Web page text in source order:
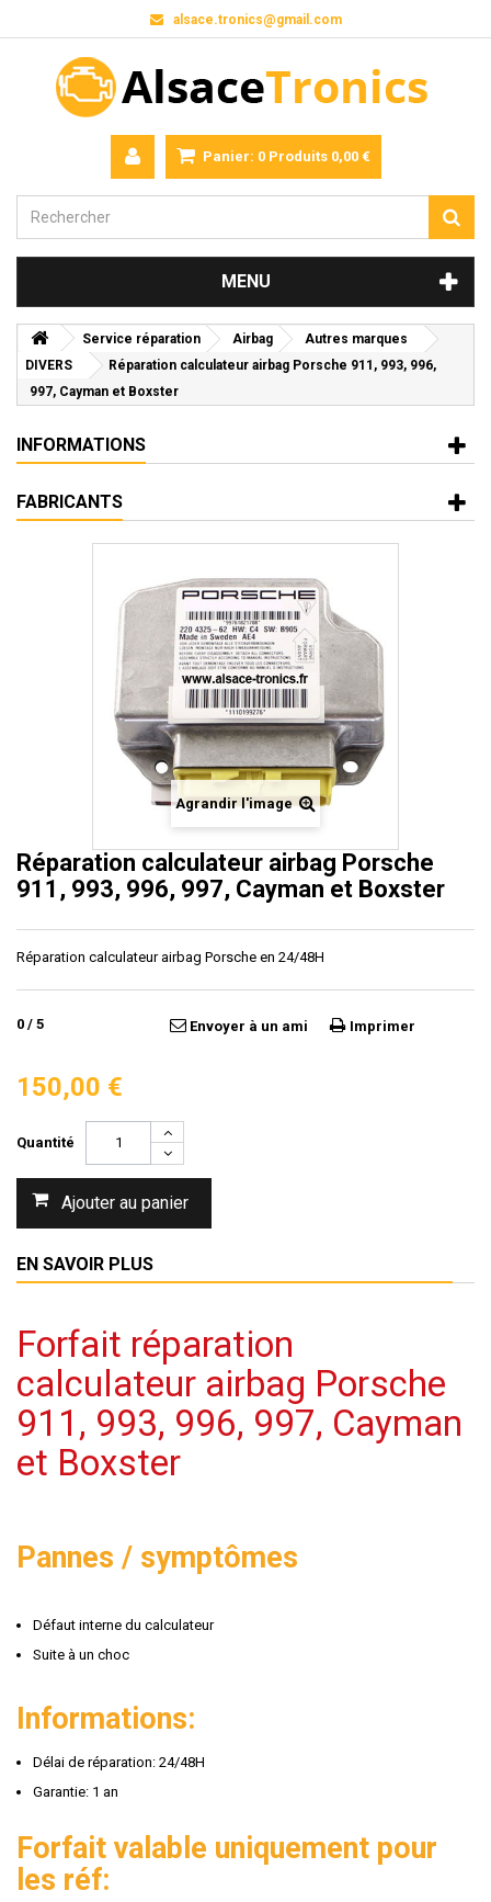
alsace.tronics@gmail.com
Panier: 0 Produits 0,00 €
MENU
Service réparation Airbag
Autres marques
DIVERS
Réparation calculateur airbag Porsche 911, 993, 996,
997, Cayman et Boxster
INFORMATIONS
FABRICANTS
Agrandir l'image
Réparation calculateur airbag Porsche
911, 993, 996, 997, Cayman et Boxster
Réparation calculateur airbag Porsche en 24/48H
0 / 5 Envoyer à un ami Imprimer
150,00 €
Quantité
Ajouter au panier
EN SAVOIR PLUS
Forfait réparation
calculateur airbag Porsche
911, 993, 996, 997, Cayman
et Boxster
Pannes / symptômes
Défaut interne du calculateur
Suite à un choc
Informations:
Délai de réparation: 24/48H
Garantie: 1 an
Forfait valable uniquement pour
les réf: